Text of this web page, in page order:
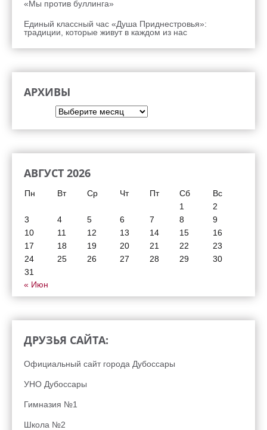
«Мы против буллинга»
Единый классный час «Душа Приднестровья»:
традиции, которые живут в каждом из нас
АРХИВЫ
АВГУСТ 2026
Пн Вт Ср Чт Пт Сб
Вс
1
2
3
4 5 6 7 8
9
10
11 12 13 14 15
16
17
18 19 20 21 22
23
24
25 26 27 28 29
30
31
« Июн
ДРУЗЬЯ САЙТА:
Официальный сайт города Дубоссары
УНО Дубоссары
Гимназия №1
Школа №2